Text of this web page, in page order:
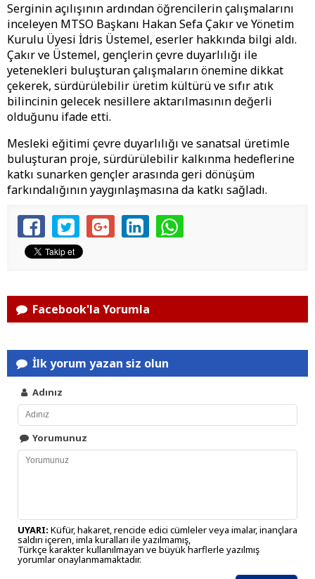
Serginin açılışının ardından öğrencilerin çalışmalarını
inceleyen MTSO Başkanı Hakan Sefa Çakır ve Yönetim
Kurulu Üyesi İdris Üstemel, eserler hakkında bilgi aldı.
Çakır ve Üstemel, gençlerin çevre duyarlılığı ile
yetenekleri buluşturan çalışmaların önemine dikkat
çekerek, sürdürülebilir üretim kültürü ve sıfır atık
bilincinin gelecek nesillere aktarılmasının değerli
olduğunu ifade etti.
Mesleki eğitimi çevre duyarlılığı ve sanatsal üretimle
buluşturan proje, sürdürülebilir kalkınma hedeflerine
katkı sunarken gençler arasında geri dönüşüm
farkındalığının yaygınlaşmasına da katkı sağladı.
Facebook'la Yorumla
İlk yorum yazan siz olun
Adınız
Yorumunuz
UYARI: Küfür, hakaret, rencide edici cümleler veya imalar, inançlara
saldırı içeren, imla kuralları ile yazılmamış,
Türkçe karakter kullanılmayan ve büyük harflerle yazılmış
yorumlar onaylanmamaktadır.